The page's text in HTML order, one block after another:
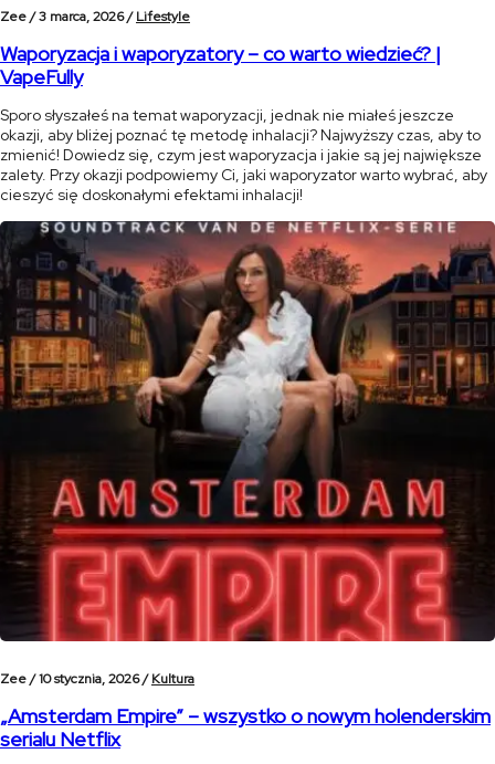
Zee /3 marca, 2026 /Lifestyle
Waporyzacja i waporyzatory – co warto wiedzieć? |
VapeFully
Sporo słyszałeś na temat waporyzacji, jednak nie miałeś jeszcze
okazji, aby bliżej poznać tę metodę inhalacji? Najwyższy czas, aby to
zmienić! Dowiedz się, czym jest waporyzacja i jakie są jej największe
zalety. Przy okazji podpowiemy Ci, jaki waporyzator warto wybrać, aby
cieszyć się doskonałymi efektami inhalacji!
Zee /10 stycznia, 2026 /Kultura
„Amsterdam Empire” – wszystko o nowym holenderskim
serialu Netflix